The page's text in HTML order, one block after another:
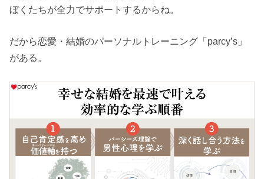
ぼくたちが全力でサポートするからね。
だから恋愛・結婚のパーソナルトレーニング「parcy’s」
がある。